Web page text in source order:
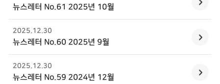
뉴스레터 No.61 2025년 10월
.30
2025.12
뉴스레터 No.60 2025년 9월
.30
2025.12
뉴스레터 No.59 2024년 12월